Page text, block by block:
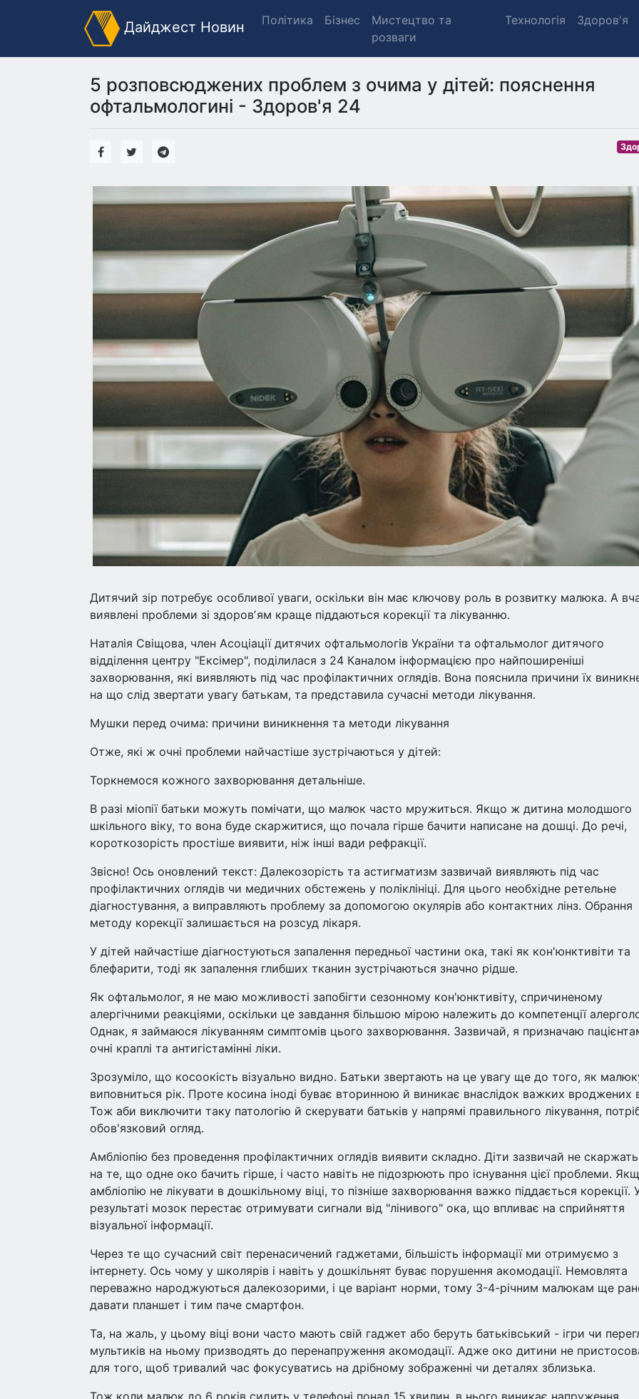
Дайджест Новин Політика Бізнес
Мистецтво та
розваги
Технологія Здоров'я
5 розповсюджених проблем з очима у дітей: пояснення
офтальмологині - Здоров'я 24
Дитячий зір потребує особливої уваги, оскільки він має ключову роль в розвитку малюка. А
виявлені проблеми зі здоровʼям краще піддаються корекції та лікуванню.
Наталія Свіщова, член Асоціації дитячих офтальмологів України та офтальмолог дитячого
відділення центру "Ексімер", поділилася з 24 Каналом інформацією про найпоширеніші
захворювання, які виявляють під час профілактичних оглядів. Вона пояснила причини їх
на що слід звертати увагу батькам, та представила сучасні методи лікування.
Мушки перед очима: причини виникнення та методи лікування
Отже, які ж очні проблеми найчастіше зустрічаються у дітей:
Торкнемося кожного захворювання детальніше.
В разі міопії батьки можуть помічати, що малюк часто мружиться. Якщо ж дитина молодшого
шкільного віку, то вона буде скаржитися, що почала гірше бачити написане на дошці. До речі,
короткозорість простіше виявити, ніж інші вади рефракції.
Звісно! Ось оновлений текст: Далекозорість та астигматизм зазвичай виявляють під час
профілактичних оглядів чи медичних обстежень у поліклініці. Для цього необхідне ретельне
діагностування, а виправляють проблему за допомогою окулярів або контактних лінз. Обрання
методу корекції залишається на розсуд лікаря.
У дітей найчастіше діагностуються запалення передньої частини ока, такі як кон'юнктивіти та
блефарити, тоді як запалення глибших тканин зустрічаються значно рідше.
Як офтальмолог, я не маю можливості запобігти сезонному кон'юнктивіту, спричиненому
алергічними реакціями, оскільки це завдання більшою мірою належить до компетенції
Однак, я займаюся лікуванням симптомів цього захворювання. Зазвичай, я призначаю
очні краплі та антигістамінні ліки.
Зрозуміло, що косоокість візуально видно. Батьки звертають на це увагу ще до того, як
виповниться рік. Проте косина іноді буває вторинною й виникає внаслідок важких вроджених
Тож аби виключити таку патологію й скерувати батьків у напрямі правильного лікування,
обов'язковий огляд.
Амбліопію без проведення профілактичних оглядів виявити складно. Діти зазвичай не
на те, що одне око бачить гірше, і часто навіть не підозрюють про існування цієї проблеми.
амбліопію не лікувати в дошкільному віці, то пізніше захворювання важко піддається корекції.
результаті мозок перестає отримувати сигнали від "лінивого" ока, що впливає на сприйняття
візуальної інформації.
Через те що сучасний світ перенасичений гаджетами, більшість інформації ми отримуємо з
інтернету. Ось чому у школярів і навіть у дошкільнят буває порушення акомодації. Немовлята
переважно народжуються далекозорими, і це варіант норми, тому 3-4-річним малюкам ще
давати планшет і тим паче смартфон.
Та, на жаль, у цьому віці вони часто мають свій гаджет або беруть батьківський - ігри чи
мультиків на ньому призводять до перенапруження акомодації. Адже око дитини не
для того, щоб тривалий час фокусуватись на дрібному зображенні чи деталях зблизька.
Тож коли малюк до 6 років сидить у телефоні понад 15 хвилин, в нього виникає напруження